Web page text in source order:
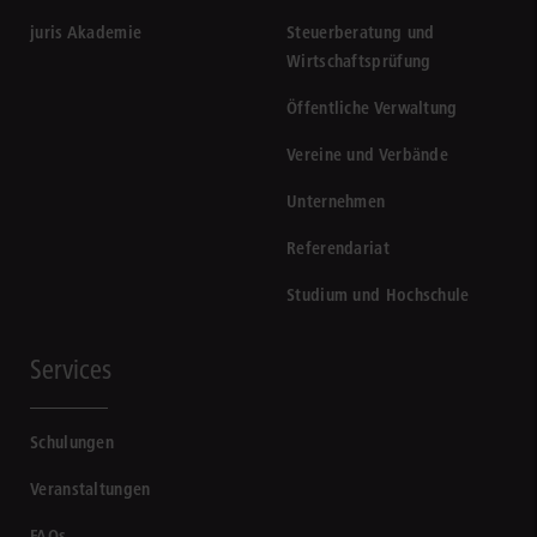
juris Akademie
Steuerberatung und
Wirtschaftsprüfung
Öffentliche Verwaltung
Vereine und Verbände
Unternehmen
Referendariat
Studium und Hochschule
Services
Schulungen
Veranstaltungen